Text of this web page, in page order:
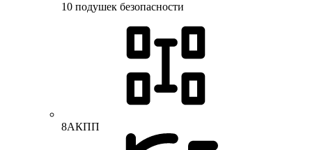
10 подушек безопасности
8АКПП